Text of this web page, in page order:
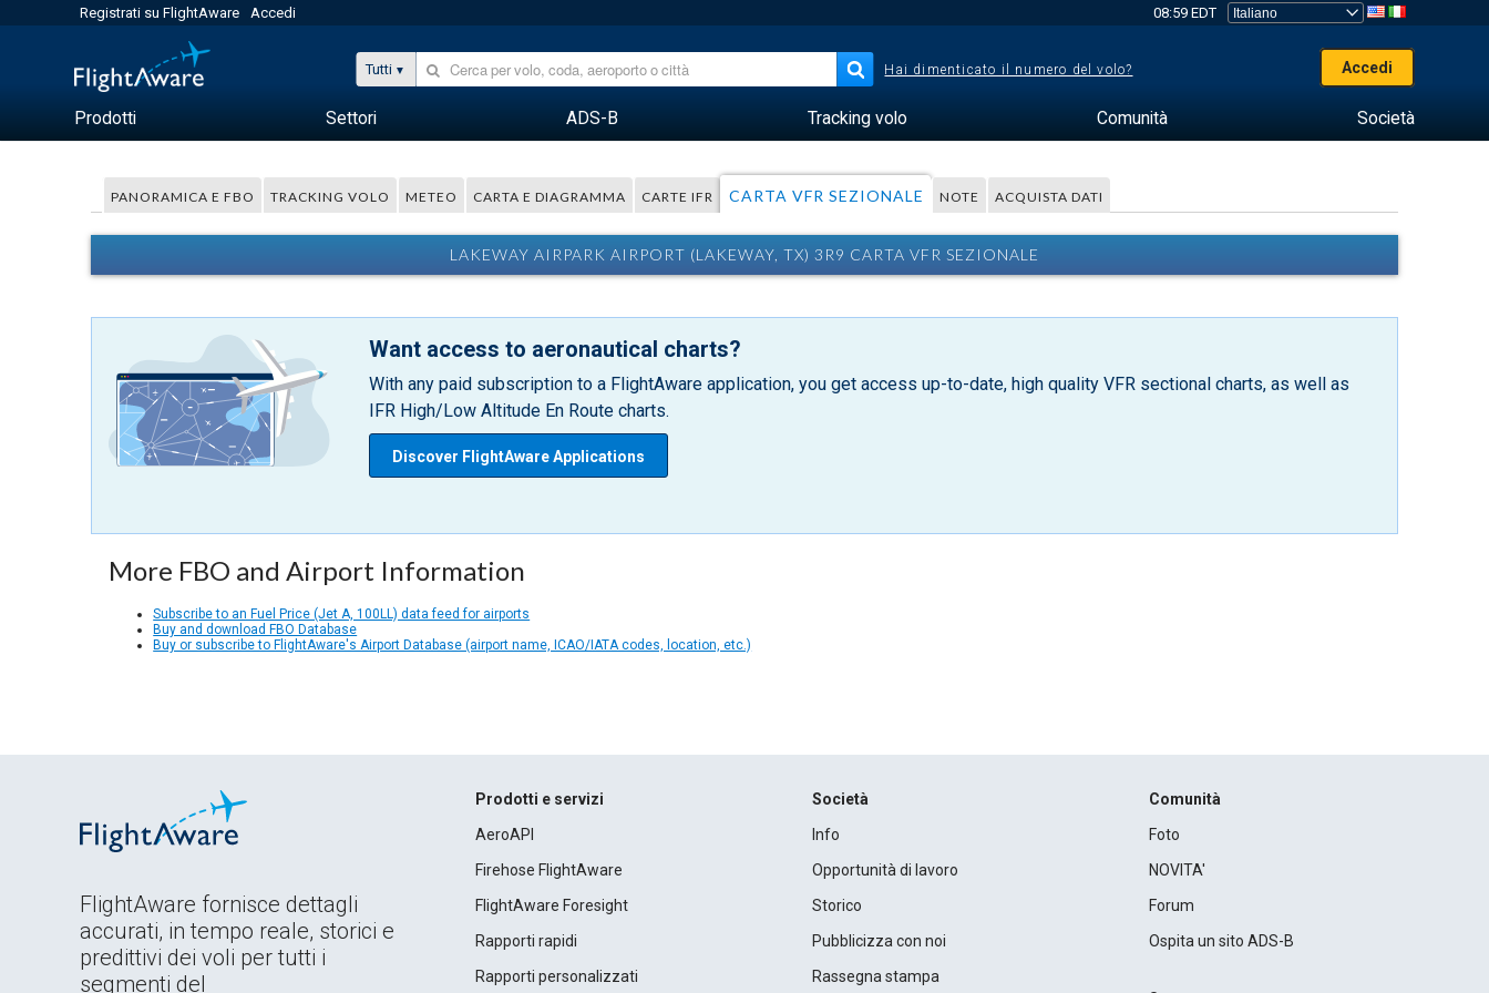
Registrati su FlightAware Accedi 08:59 EDT
Tutti Hai dimenticato il numero del volo? Accedi
Prodotti Settori ADS-B Tracking volo Comunità Società
PANORAMICA E FBO TRACKING VOLO METEO CARTA E DIAGRAMMA CARTE IFR CARTA VFR SEZIONALE NOTE ACQUISTA DATI
LAKEWAY AIRPARK AIRPORT (LAKEWAY, TX) 3R9 CARTA VFR SEZIONALE
Want access to aeronautical charts?
With any paid subscription to a FlightAware application, you get access up-to-date, high quality VFR sectional charts, as well as
IFR High/Low Altitude En Route charts.
Discover FlightAware Applications
More FBO and Airport Information
Subscribe to an Fuel Price (Jet A, 100LL) data feed for airports
Buy and download FBO Database
Buy or subscribe to FlightAware's Airport Database (airport name, ICAO/IATA codes, location, etc.)
FlightAware fornisce dettagli
accurati, in tempo reale, storici e
predittivi dei voli per tutti i
segmenti del
Prodotti e servizi
AeroAPI
Firehose FlightAware
FlightAware Foresight
Rapporti rapidi
Rapporti personalizzati
Società
Info
Opportunità di lavoro
Storico
Pubblicizza con noi
Rassegna stampa
Comunità
Foto
NOVITA'
Forum
Ospita un sito ADS-B